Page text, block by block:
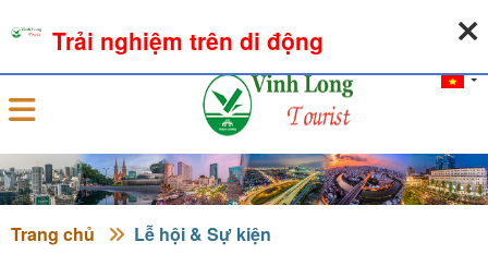
Đăng nhập
Trang chủ Lễ hội & Sự kiện
Trải nghiệm trên di động